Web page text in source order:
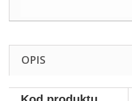
OPIS